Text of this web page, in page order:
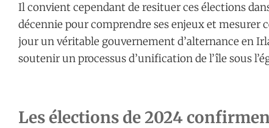
Il convient cependant de resituer ces élections
décennie pour comprendre ses enjeux et mesurer
jour un véritable gouvernement d’alternance en
soutenir un processus d’unification de l’île sous
Les élections de 2024